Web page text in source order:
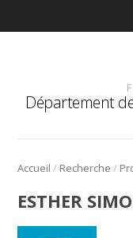
Département
Accueil / Recherche /
ESTHER